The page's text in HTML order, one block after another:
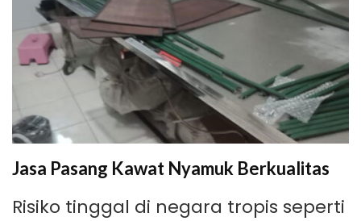
Jasa Pasang Kawat Nyamuk Berkualitas
Risiko tinggal di negara tropis seperti